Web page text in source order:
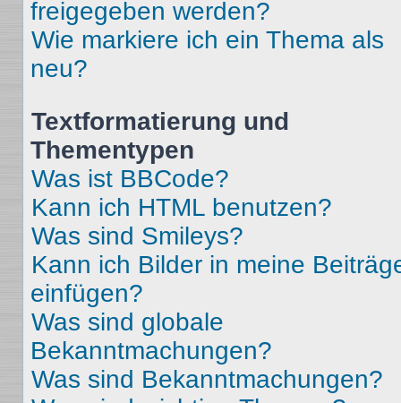
freigegeben werden?
Wie markiere ich ein Thema als
neu?
Textformatierung und
Thementypen
Was ist BBCode?
Kann ich HTML benutzen?
Was sind Smileys?
Kann ich Bilder in meine
einfügen?
Was sind globale
Bekanntmachungen?
Was sind Bekanntmachungen?